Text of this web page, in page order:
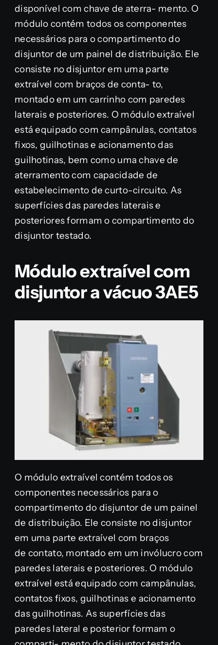
disponível com chave de aterra- mento. O
módulo contém todos os componentes
necessários para o compartimento do
disjuntor de um painel de distribuição. Ele
consiste no disjuntor em uma parte
extraível com braços de conta- to,
montado em um carrinho com paredes
laterais e posteriores. O módulo extraível
está equipado com campânulas, contatos
fixos, guilhotinas e acionamento das
guilhotinas, bem como uma chave de
aterramento com capacidade de
estabelecimento de curto-circuito. As
superfícies das paredes laterais e
posteriores formam o compartimento do
disjuntor testado.
Módulo extraível com
disjuntor a vácuo 3AE5
O módulo extraível contém todos os
componentes necessários para o
compartimento do disjuntor de um painel
de distribuição. Ele consiste no disjuntor
em uma parte extraível com braços
de contato, montado em um invólucro com
paredes laterais e posteriores. O módulo
extraível está equipado com campânulas,
contatos fixos, guilhotinas e acionamento
das guilhotinas. As superfícies das
paredes lateral e posterior formam o